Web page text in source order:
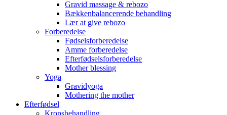
Gravid massage & rebozo
Bækkenbalancerende behandling
Lær at give rebozo
Forberedelse
Fødselsforberedelse
Amme forberedelse
Efterfødselsforberedelse
Mother blessing
Yoga
Gravidyoga
Mothering the mother
Efterfødsel
Kropsbehandling